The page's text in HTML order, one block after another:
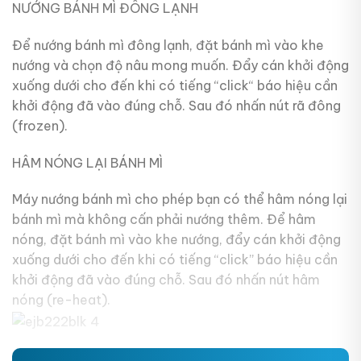
NƯỚNG BÁNH MÌ ĐÔNG LẠNH
Để nướng bánh mì đông lạnh, đặt bánh mì vào khe
nướng và chọn độ nâu mong muốn. Đẩy cán khởi động
xuống dưới cho đến khi có tiếng “click“ báo hiệu cần
khởi động đã vào đúng chỗ. Sau đó nhấn nút rã đông
(frozen).
HÂM NÓNG LẠI BÁNH MÌ
Máy nướng bánh mì cho phép bạn có thể hâm nóng lại
bánh mì mà không cấn phải nướng thêm. Để hâm
nóng, đặt bánh mì vào khe nướng, đẩy cán khởi động
xuống dưới cho đến khi có tiếng “click” báo hiệu cần
khởi động đã vào đúng chỗ. Sau đó nhấn nút hâm
nóng (re-heat).